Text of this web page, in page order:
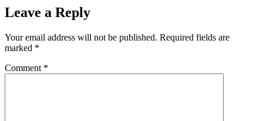
Leave a Reply
Your email address will not be published. Required fields are
marked *
Comment *